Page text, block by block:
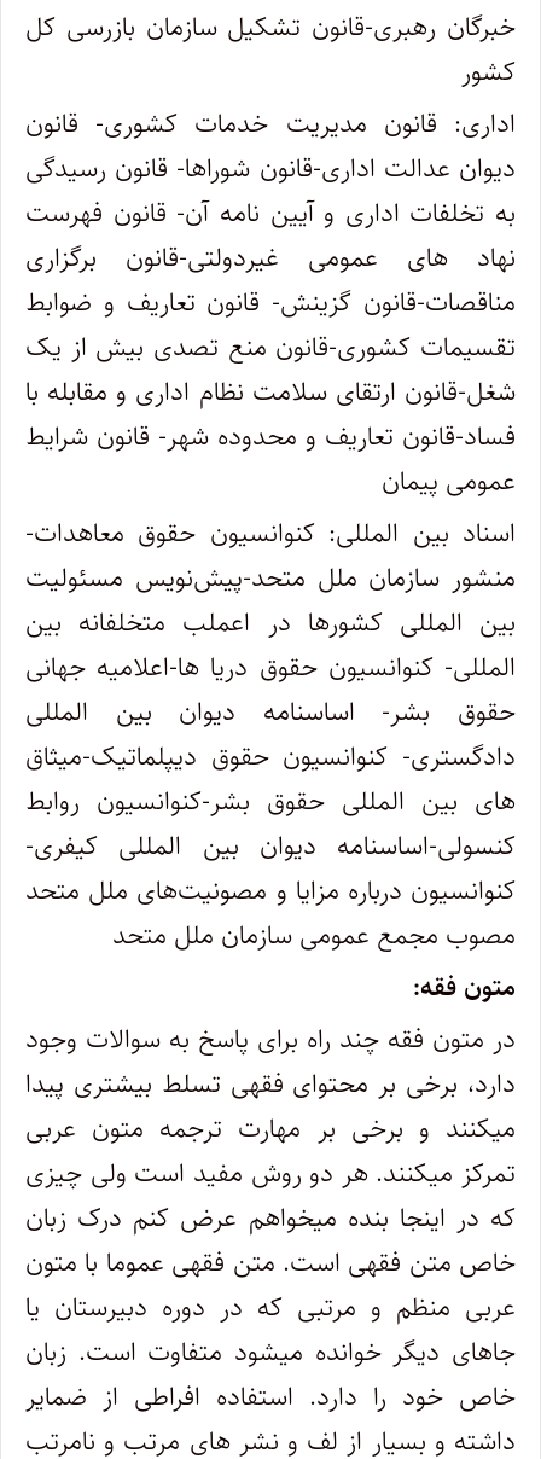
خبرگان رهبری-قانون تشکیل سازمان بازرسی کل
کشور
اداری: قانون مدیریت خدمات کشوری- قانون
دیوان عدالت اداری-قانون شوراها- قانون رسیدگی
به تخلفات اداری و آیین نامه آن- قانون فهرست
نهاد های عمومی غیردولتی-قانون برگزاری
مناقصات-قانون گزینش- قانون تعاریف و ضوابط
تقسیمات کشوری-قانون منع تصدی بیش از یک
شغل-قانون ارتقای سلامت نظام اداری و مقابله با
فساد-قانون تعاریف و محدوده شهر- قانون شرایط
عمومی پیمان
اسناد بین المللی: کنوانسیون حقوق معاهدات-
منشور سازمان ملل متحد-پیش‌نویس مسئولیت
بین المللی کشورها در اعملب متخلفانه بین
المللی- کنوانسیون حقوق دریا ها-اعلامیه جهانی
حقوق بشر- اساسنامه دیوان بین المللی
دادگستری- کنوانسیون حقوق دیپلماتیک-میثاق
های بین المللی حقوق بشر-کنوانسیون روابط
کنسولی-اساسنامه دیوان بین المللی کیفری-
کنوانسیون درباره مزایا و مصونیت‌های ملل متحد
مصوب مجمع عمومی سازمان ملل متحد
متون فقه:
در متون فقه چند راه برای پاسخ به سوالات وجود
دارد، برخی بر محتوای فقهی تسلط بیشتری پیدا
میکنند و برخی بر مهارت ترجمه متون عربی
تمرکز میکنند. هر دو روش مفید است ولی چیزی
که در اینجا بنده میخواهم عرض کنم درک زبان
خاص متن فقهی است. متن فقهی عموما با متون
عربی منظم و مرتبی که در دوره دبیرستان یا
جاهای دیگر خوانده میشود متفاوت است. زبان
خاص خود را دارد. استفاده افراطی از ضمایر
داشته و بسیار از لف و نشر های مرتب و نامرتب